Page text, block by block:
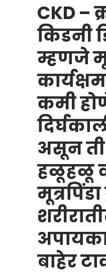
CKD –
किडनी
म्हणजे
कमी
असून
हळूहळू
मूत्रपिंडा
बाहेर